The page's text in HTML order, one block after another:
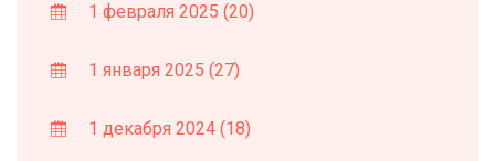
1 февраля 2025 (20)
1 января 2025 (27)
1 декабря 2024 (18)